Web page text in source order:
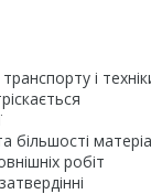
і
більшості
робіт